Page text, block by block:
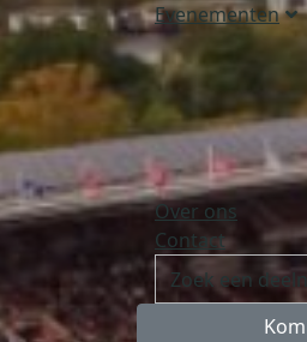
Evenementen
Over ons
Contact